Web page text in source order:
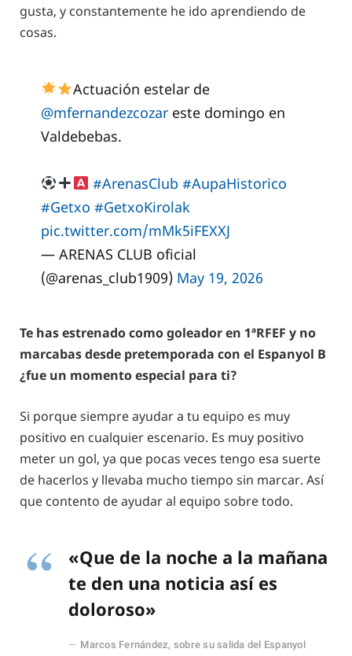
gusta, y constantemente he ido aprendiendo de
cosas.
Actuación estelar de
@mfernandezcozareste domingo en
Valdebebas.
#ArenasClub #AupaHistorico
#Getxo #GetxoKirolak
pic.twitter.com/mMk5iFEXXJ
— ARENAS CLUB oficial
(@arenas_club1909) May 19, 2026
Te has estrenado como goleador en 1ªRFEF y no
marcabas desde pretemporada con el Espanyol B
¿fue un momento especial para ti?
Si porque siempre ayudar a tu equipo es muy
positivo en cualquier escenario. Es muy positivo
meter un gol, ya que pocas veces tengo esa suerte
de hacerlos y llevaba mucho tiempo sin marcar. Así
que contento de ayudar al equipo sobre todo.
«Que de la noche a la mañana
te den una noticia así es
doloroso»
Marcos Fernández, sobre su salida del Espanyol